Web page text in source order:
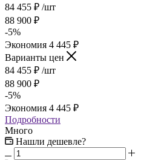
84 455 ₽ /шт
88 900 ₽
-5%
Экономия 4 445 ₽
Варианты цен
84 455 ₽ /шт
88 900 ₽
-5%
Экономия 4 445 ₽
Подробности
Много
Нашли дешевле?